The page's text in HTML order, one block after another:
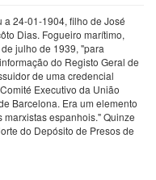
a 24-01-1904, filho de José
Dias. Fogueiro marítimo,
julho de 1939, "para
do Registo Geral de
de uma credencial
Executivo da União
Barcelona. Era um elemento
espanhois." Quinze
do Depósito de Presos de